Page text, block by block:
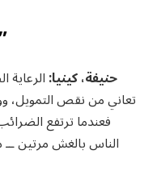
الخدمات
حنيفة، كينيا:الرعاية
تعاني من نقص التمويل،
فعندما ترتفع
الناس بالغش مرتين